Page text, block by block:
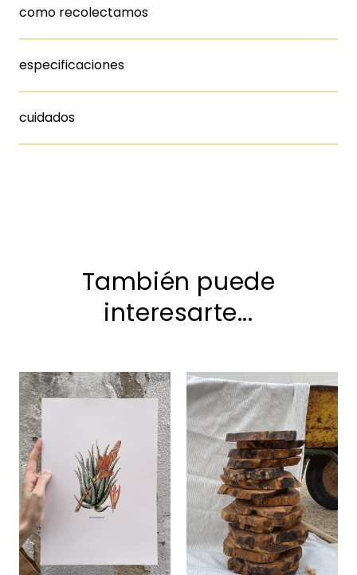
como recolectamos
especificaciones
cuidados
También puede
interesarte...